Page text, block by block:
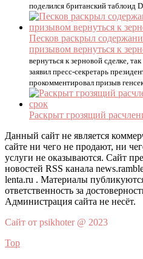
поделился британский
Песков раскрыл
призывом вернуться к
вернуться к зерновой сделке,
заявил пресс-секретарь
прокомментировал призыв
Раскрыт грозящий
Данный сайт не является
сайте ни чего не продают, ни
услуги не оказываются. Сайт
новостей RSS канала
lenta.ru . Материалы
ответственность за
Администрация сайта не несёт.
Сайт от psikhoter @ 2023
Top